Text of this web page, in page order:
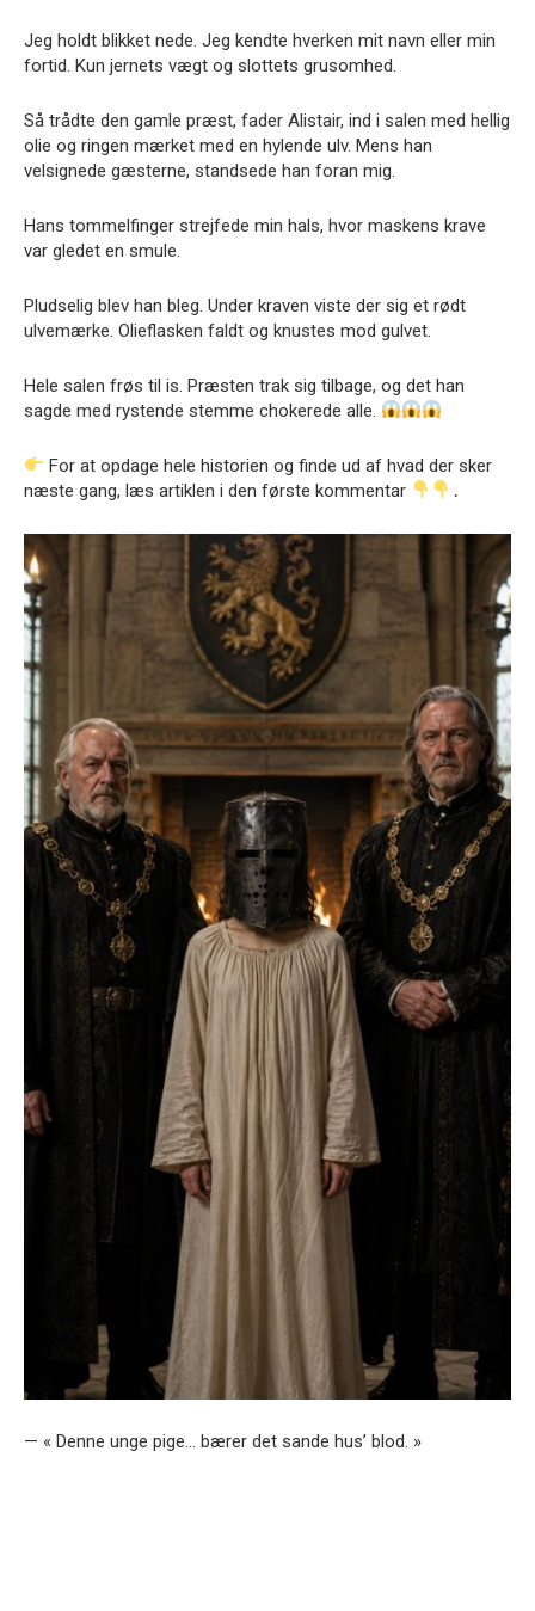
Jeg holdt blikket nede. Jeg kendte hverken mit navn eller min
fortid. Kun jernets vægt og slottets grusomhed.
Så trådte den gamle præst, fader Alistair, ind i salen med hellig
olie og ringen mærket med en hylende ulv. Mens han
velsignede gæsterne, standsede han foran mig.
Hans tommelfinger strejfede min hals, hvor maskens krave
var gledet en smule.
Pludselig blev han bleg. Under kraven viste der sig et rødt
ulvemærke. Olieflasken faldt og knustes mod gulvet.
Hele salen frøs til is. Præsten trak sig tilbage, og det han
sagde med rystende stemme chokerede alle.
For at opdage hele historien og finde ud af hvad der sker
næste gang, læs artiklen i den første kommentar
․
— « Denne unge pige… bærer det sande hus’ blod. »